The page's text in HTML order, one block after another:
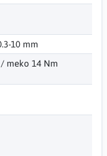
10 mm
meko 14 Nm